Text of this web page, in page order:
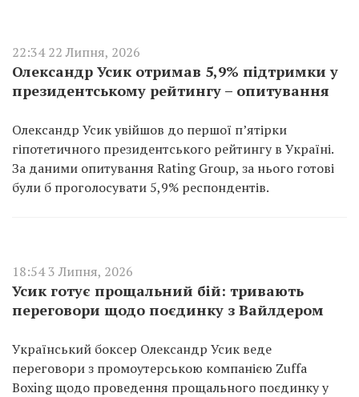
22:34 22 Липня, 2026
Олександр Усик отримав 5,9% підтримки у
президентському рейтингу – опитування
Олександр Усик увійшов до першої п’ятірки
гіпотетичного президентського рейтингу в Україні.
За даними опитування Rating Group, за нього готові
були б проголосувати 5,9% респондентів.
18:54 3 Липня, 2026
Усик готує прощальний бій: тривають
переговори щодо поєдинку з Вайлдером
Український боксер Олександр Усик веде
переговори з промоутерською компанією Zuffa
Boxing щодо проведення прощального поєдинку у